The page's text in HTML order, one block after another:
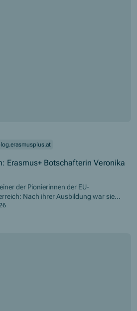
Erasmus+ Botschafterin Veronika
der Pionierinnen der EU-
Nach ihrer Ausbildung war sie
der Universität Innsbruck tätig. 1997
Vorarlberg, wo bis heute aktiv ist.